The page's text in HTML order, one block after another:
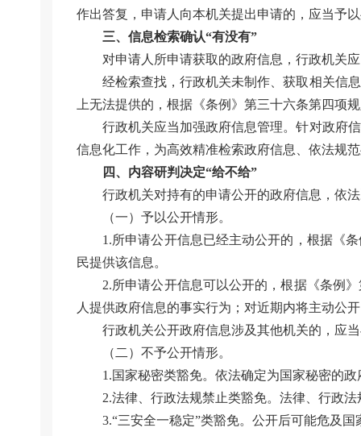
作出答复，申请人向本机关提出申请的，应当予
三、信息检索确认“有没有”
对申请人所申请获取的政府信息，行政机关
经检索查找，行政机关未制作、获取相关信
上无法提供的，根据《条例》第三十六条第四项
行政机关应当加强政府信息管理。针对政府
信息化工作，为高效精准检索政府信息、依法规
四、内容研判决定“给不给”
行政机关对持有的申请公开的政府信息，依
（一）予以公开情形。
1.所申请公开信息已经主动公开的，根据《
民提供该信息。
2.所申请公开信息可以公开的，根据《条例
人提供政府信息的事实行为；对近期内将主动公
行政机关公开政府信息涉及其他机关的，应
（二）不予公开情形。
1.国家秘密类豁免。依法确定为国家秘密的
2.法律、行政法规禁止类豁免。法律、行政
3.“三安全一稳定”类豁免。公开后可能危及